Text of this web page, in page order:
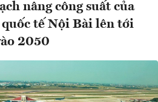
nâng công suất của
quốc tế Nội Bài lên tới
2050